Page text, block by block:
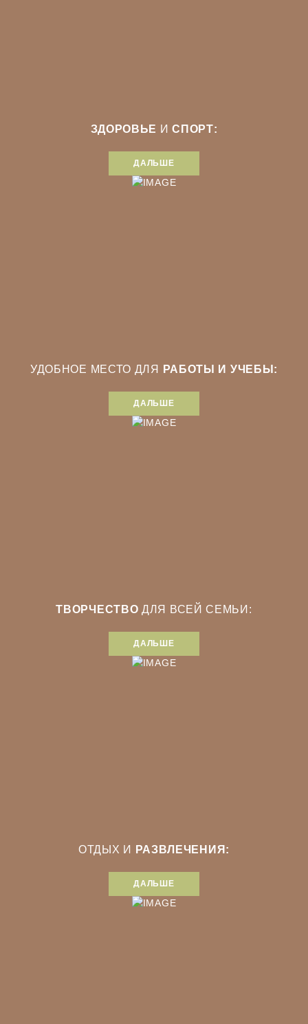
ЗДОРОВЬЕ ИСПОРТ:
ДАЛЬШЕ
УДОБНОЕ МЕСТО ДЛЯ РАБОТЫ И УЧЕБЫ:
ДАЛЬШЕ
ТВОРЧЕСТВО ДЛЯ ВСЕЙ СЕМЬИ:
ДАЛЬШЕ
ОТДЫХ И РАЗВЛЕЧЕНИЯ:
ДАЛЬШЕ